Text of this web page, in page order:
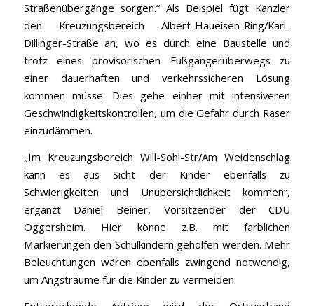
Straßenübergänge sorgen.“ Als Beispiel fügt Kanzler
den Kreuzungsbereich Albert-Haueisen-Ring/Karl-
Dillinger-Straße an, wo es durch eine Baustelle und
trotz eines provisorischen Fußgängerüberwegs zu
einer dauerhaften und verkehrssicheren Lösung
kommen müsse. Dies gehe einher mit intensiveren
Geschwindigkeitskontrollen, um die Gefahr durch Raser
einzudämmen.
„Im Kreuzungsbereich Will-Sohl-Str/Am Weidenschlag
kann es aus Sicht der Kinder ebenfalls zu
Schwierigkeiten und Unübersichtlichkeit kommen“,
ergänzt Daniel Beiner, Vorsitzender der CDU
Oggersheim. Hier könne z.B. mit farblichen
Markierungen den Schulkindern geholfen werden. Mehr
Beleuchtungen wären ebenfalls zwingend notwendig,
um Angsträume für die Kinder zu vermeiden.